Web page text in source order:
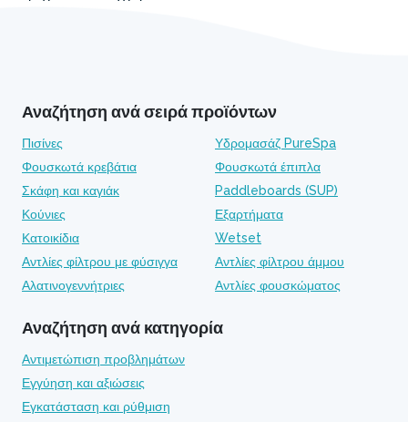
Αναζήτηση ανά σειρά προϊόντων
Πισίνες
Υδρομασάζ PureSpa
Φουσκωτά κρεβάτια
Φουσκωτά έπιπλα
Σκάφη και καγιάκ
Paddleboards (SUP)
Κούνιες
Εξαρτήματα
Κατοικίδια
Wetset
Αντλίες φίλτρου με φύσιγγα
Αντλίες φίλτρου άμμου
Αλατινογεννήτριες
Αντλίες φουσκώματος
Αναζήτηση ανά κατηγορία
Αντιμετώπιση προβλημάτων
Εγγύηση και αξιώσεις
Εγκατάσταση και ρύθμιση